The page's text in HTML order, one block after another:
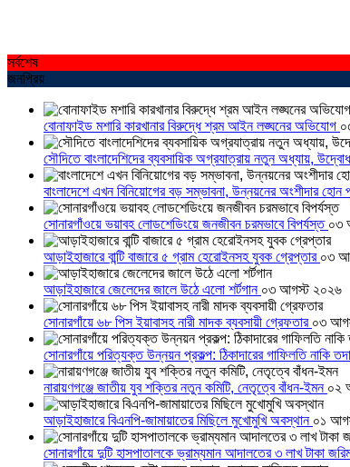
সর্বশেষ
জনপ্রিয়
বোনাফাইড মশারি কারখানার বিরুদ্ধে শ্রম আইন লঙ্ঘনের অভিযোগ
সৌদিতে বাংলাদেশিদের ব্যবসায়িক অগ্রযাত্রায় নতুন অধ্যায়,
বাংলাদেশে এখন বিনিয়োগের বড় সম্ভাবনা, উন্নয়নের অংশীদার
সোনারগাঁওয়ে ভয়াবহ লোডশেডিংয়ে জনজীবন চরমভাবে বিপর্যস্ত ০৩
আড়াইহাজারে বান্টি বাজারে ৫ গ্রাম হেরোইনসহ যুবক গ্রেপ্তার ০৩
আড়াইহাজারে জেলেদের জালে উঠে এলো শর্টগান ০৩ আগস্ট ২০২৬
সোনারগাঁয়ে ৬৮ পিস ইয়াবাসহ নারী মাদক ব্যবসায়ী গ্রেফতার ০৩
সোনারগাঁয়ে পরিত্যক্ত উন্নয়ন প্রকল্প: ঠিকাদারের গাফিলতি নাকি
নারায়ণগঞ্জে জাতীয় যুব শক্তির নতুন কমিটি, নেতৃত্বে বাঁধন-ইমন ০২
আড়াইহাজারে বিএনপি-জামায়াতের মিছিলে মুখোমুখি অবস্থান ০১
সোনারগাঁয়ে দুটি হাসপাতালকে ভ্রাম্যমান আদালতের ৩ লাখ টাকা